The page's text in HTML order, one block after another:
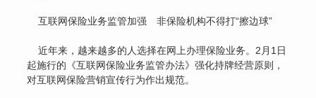
互联网保险业务监管加强 非保险机构不得打“擦边球”
近年来，越来越多的人选择在网上办理保险业务。2月1日
起施行的《互联网保险业务监管办法》强化持牌经营原则，
对互联网保险营销宣传行为作出规范。